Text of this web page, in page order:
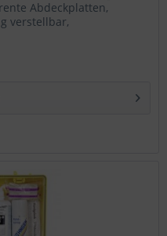
Abdeckplatten,
verstellbar,